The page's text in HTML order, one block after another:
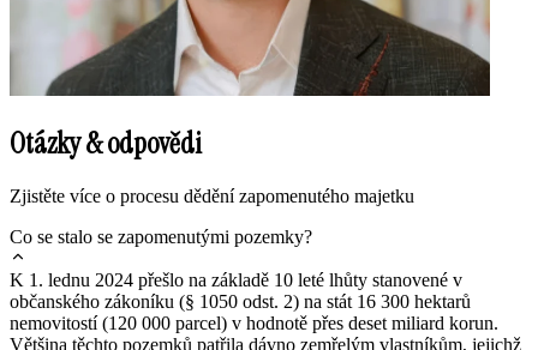
Otázky & odpovědi
Zjistěte více o procesu dědění zapomenutého majetku
Co se stalo se zapomenutými pozemky?
K 1. lednu 2024 přešlo na základě 10 leté lhůty stanovené v
občanského zákoníku (§ 1050 odst. 2) na stát 16 300 hektarů
nemovitostí (120 000 parcel) v hodnotě přes deset miliard korun.
Většina těchto pozemků patřila dávno zemřelým vlastníkům, jejichž